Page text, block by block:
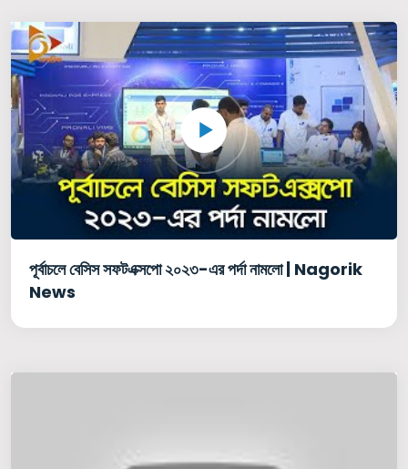
পূর্বাচলে বেসিস সফটএক্সপো ২০২৩-এর পর্দা নামলো | Nagorik
News